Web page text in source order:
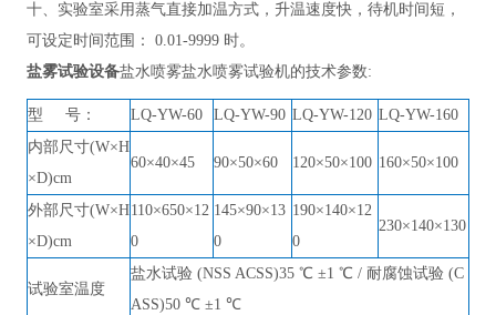
十、实验室采用蒸气直接加温方式，升温速度快，待机时间短，
可设定时间范围：
0.01-9999 时。
盐雾试验设备盐水喷雾盐水喷雾试验机的技术参数:
型 号： LQ-YW-60 LQ-YW-90 LQ-YW-120 LQ-YW-160
内部尺寸(W×H
×D)cm
60×40×45 90×50×60 120×50×100 160×50×100
外部尺寸(W×H
×D)cm
110×650×12
0
145×90×13
0
190×140×12
0
230×140×130
试验室温度
盐水试验(NSS ACSS)35 ℃ ±1 ℃ / 耐腐蚀试验 (C
ASS)50 ℃ ±1 ℃